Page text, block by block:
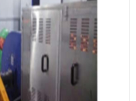
红外辐射吸收涂料
电工电气
红外加热控制器
热环境试验设备